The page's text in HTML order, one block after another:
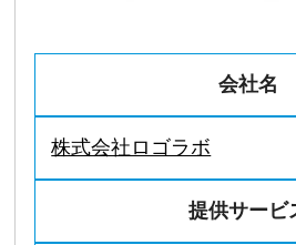
会社名
株式会社ロゴラボ
提供サービ